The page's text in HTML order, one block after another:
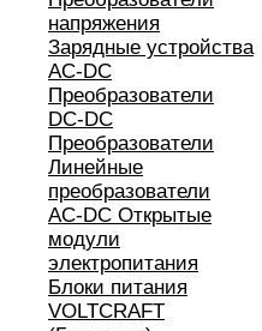
напряжения
Зарядные устройства
AC-DC
Преобразователи
DC-DC
Преобразователи
Линейные
преобразователи
AC-DC Открытые
модули
электропитания
Блоки питания
VOLTCRAFT